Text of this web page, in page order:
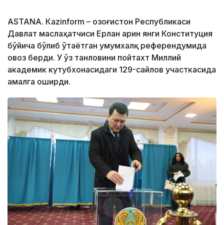
ASTANА. Кazinform – Қозоғистон Республикаси
Давлат маслаҳатчиси Ерлан Қарин янги Конституция
бўйича бўлиб ўтаётган умумхалқ референдумида
овоз берди. У ўз танловини пойтахт Миллий
академик кутубхонасидаги 129-сайлов участкасида
амалга оширди.